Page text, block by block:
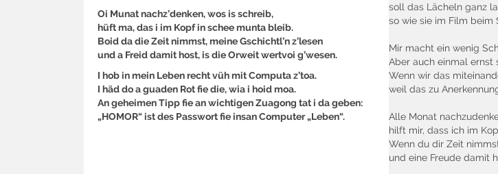
Oi Munat nachz’denken, wos is schreib,
hüft ma, das i im Kopf in schee munta bleib.
Boid da die Zeit nimmst, meine Gschichtl’n z’lesen
und a Freid damit host, is die Orweit wertvoi g’wesen.
I hob in mein Leben recht vüh mit Computa z’toa.
I häd do a guaden Rot fie die, wia i hoid moa.
An geheimen Tipp fie an wichtigen Zuagong tat i da geben:
„HOMOR“ ist des Passwort fie insan Computer „Leben“.
soll das Lächeln ganz
so wie sie im Film beim
Mir macht ein wenig
Aber auch einmal ernst
Wenn wir das
weil das zu
Alle Monat
hilft mir, dass ich im
Wenn du dir Zeit
und eine Freude damit